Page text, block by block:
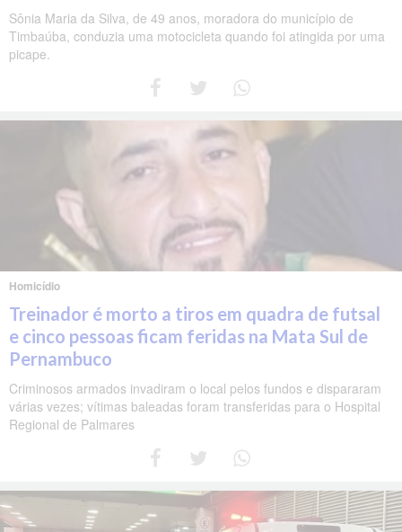
Sônia Maria da Silva, de 49 anos, moradora do município de
Timbaúba, conduzia uma motocicleta quando foi atingida por uma
picape.
Homicídio
Treinador é morto a tiros em quadra de futsal
e cinco pessoas ficam feridas na Mata Sul de
Pernambuco
Criminosos armados invadiram o local pelos fundos e dispararam
várias vezes; vítimas baleadas foram transferidas para o Hospital
Regional de Palmares